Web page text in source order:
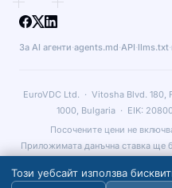
За AI агенти·agents.md·API·llms.txt·
EuroVDC Ltd. · Vitosha Blvd. 180,
1000, Bulgaria · EIK:
Посочените цени не
Приложимата данъчна ставка ще
Този уебсайт използва